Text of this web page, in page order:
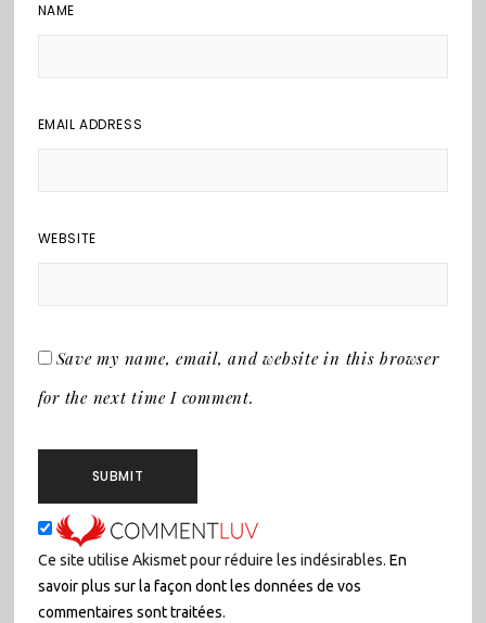
NAME
EMAIL ADDRESS
WEBSITE
Save my name, email, and website in this browser
for the next time I comment.
Ce site utilise Akismet pour réduire les indésirables. En
savoir plus sur la façon dont les données de vos
commentaires sont traitées.